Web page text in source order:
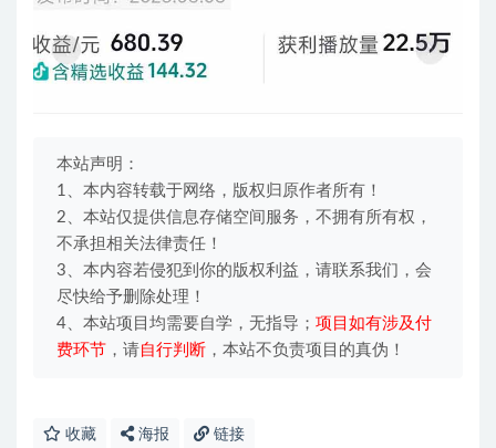
本站声明：
1、本内容转载于网络，版权归原作者所有！
2、本站仅提供信息存储空间服务，不拥有所有权，
不承担相关法律责任！
3、本内容若侵犯到你的版权利益，请联系我们，会
尽快给予删除处理！
4、本站项目均需要自学，无指导； 项目如有涉及付
费环节 ，请自行判断 ，本站不负责项目的真伪！
收藏 海报 链接